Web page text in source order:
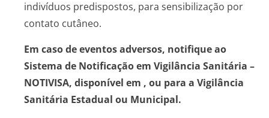
indivíduos predispostos, para sensibilização por
contato cutâneo.
Em caso de eventos adversos, notifique ao
Sistema de Notificação em Vigilância Sanitária –
NOTIVISA, disponível em , ou para a Vigilância
Sanitária Estadual ou Municipal.